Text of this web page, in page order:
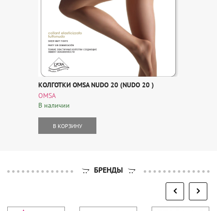
КОЛГОТКИ OMSA NUDO 20 (NUDO 20 )
OMSA
В наличии
В КОРЗИНУ
БРЕНДЫ